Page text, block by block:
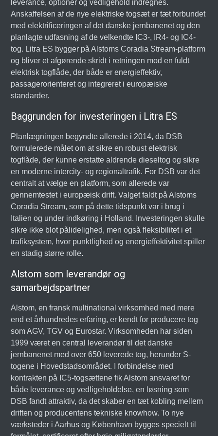
leverance, optioner og vedligehold indregnes.
Anskaffelsen af de nye elektriske togsæt er tæt forbundet
med elektrificeringen af det danske jernbanenet og den
planlagte udfasning af de velkendte IC3-, IR4- og IC4-
tog. Litra ES bygger på Alstoms Coradia Stream-platform
og bliver et afgørende skridt i retningen mod en fuldt
elektrisk togflåde, der både er energieffektiv,
passagerorienteret og integreret i europæiske
standarder.
Baggrunden for investeringen i Litra ES
Planlægningen begyndte allerede i 2014, da DSB
formulerede målet om at sikre en robust elektrisk
togflåde, der kunne erstatte aldrende dieseltog og sikre
en moderne intercity- og regionaltrafik. For DSB var det
centralt at vælge en platform, som allerede var
gennemtestet i europæisk drift. Valget faldt på Alstoms
Coradia Stream, som på dette tidspunkt var i brug i
Italien og under indkøring i Holland. Investeringen skulle
sikre ikke blot pålidelighed, men også fleksibilitet i et
trafiksystem, hvor punktlighed og energieffektivitet spiller
en stadig større rolle.
Alstom som leverandør og
samarbejdspartner
Alstom, en fransk multinational virksomhed med mere
end et århundredes erfaring, er kendt for producere tog
som AGV, TGV og Eurostar. Virksomheden har siden
1999 været en central leverandør til det danske
jernbanenet med over 650 leverede tog, herunder S-
togene i Hovedstadsområdet. I forbindelse med
kontrakten på IC5-togsættene fik Alstom ansvaret for
både leverance og vedligeholdelse, en løsning som
DSB fandt attraktiv, da det skaber en tæt kobling mellem
driften og producentens tekniske knowhow. To nye
værksteder i Aarhus og København bygges specielt til